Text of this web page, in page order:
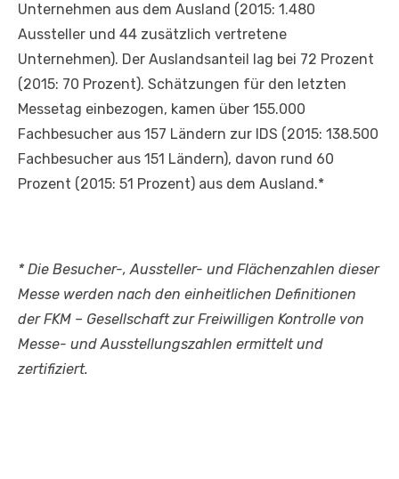
Unternehmen aus dem Ausland (2015: 1.480
Aussteller und 44 zusätzlich vertretene
Unternehmen). Der Auslandsanteil lag bei 72 Prozent
(2015: 70 Prozent). Schätzungen für den letzten
Messetag einbezogen, kamen über 155.000
Fachbesucher aus 157 Ländern zur IDS (2015: 138.500
Fachbesucher aus 151 Ländern), davon rund 60
Prozent (2015: 51 Prozent) aus dem Ausland.*
* Die Besucher-, Aussteller- und Flächenzahlen dieser
Messe werden nach den einheitlichen Definitionen
der FKM – Gesellschaft zur Freiwilligen Kontrolle von
Messe- und Ausstellungszahlen ermittelt und
zertifiziert.